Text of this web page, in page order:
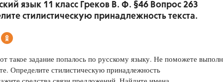
Школа
Разумовская М.М.,
язык 11 класс Греков В. Ф. §46 Вопрос 263
стилистическую принадлежность текста.
такое задание попалось по русскому языку. Не поможете
Определите стилистическую принадлежность